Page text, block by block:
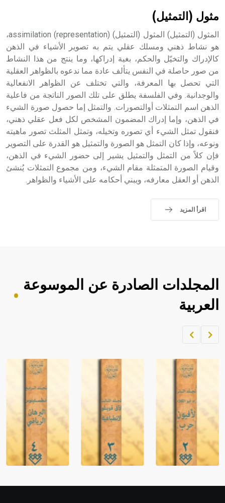
مثول (التمثيل)
المثول (التمثيل) المثول (التمثيل) (representation) assimilation،
هو نشاط ذهني ومسلك عقلي يتم به تصوير الأشياء في الذهن
كالإدراك والتخيّل والحكم، بغية إدراكها، وما ينتج من هذا النشاط
من صور حاصلة في النفس يتألف عادة مما ندعوه بالظواهر العقلية
التي تحصل بها المعرفة، والتي تختلف عن الظواهر الانفعالية
والوجدانية. وفي الفلسفة يطلق على تلك الصور الناتجة من فاعلية
الذهن اسم التمثلات أوالتصورات. والتمثل إما حصول صورة الشيء
في الذهن، وإما إدراك المضمون المشخص لكل فعل عقلي ذهني،
فنقول تمثل الشيء أي تصوره وتخيله، وتمثل المثلث تصور ماهيته
ونوعه، وإذا كان التمثل هو الصورة والتمثيل هو القدرة على التصوير
فإن كلاً من التمثل والتمثيل يشير إلى حضور الشيء في الذهن،
وقيام الصورة المتمثلة مقام الشيء، ومن مجموع التمثلات يُنشئ
الذهن أو العقل معارفه، ويبني أحكامه على الأشياء والظواهر.
اقرأ المزيد
المجلدات الصادرة عن الموسوعة
العربية